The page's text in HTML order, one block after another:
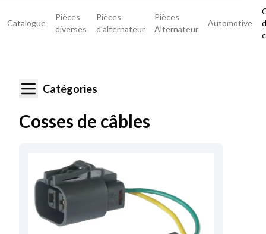
Catalogue
Pièces
diverses
Pièces
d’alternateur
Pièces
Alternateur
Automotive
Catégories
Cosses de câbles